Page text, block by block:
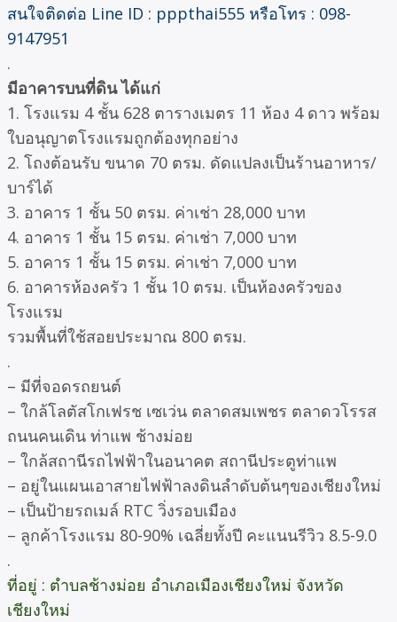
สนใจติดต่อ Line ID : pppthai555 หรือโทร : 098-
9147951
.
มีอาคารบนที่ดิน ได้แก่
1. โรงแรม 4 ชั้น 628 ตารางเมตร 11 ห้อง 4 ดาว พร้อม
ใบอนุญาตโรงแรมถูกต้องทุกอย่าง
2. โถงต้อนรับ ขนาด 70 ตรม. ดัดแปลงเป็นร้านอาหาร/
บาร์ได้
3. อาคาร 1 ชั้น 50 ตรม. ค่าเช่า 28,000 บาท
4. อาคาร 1 ชั้น 15 ตรม. ค่าเช่า 7,000 บาท
5. อาคาร 1 ชั้น 15 ตรม. ค่าเช่า 7,000 บาท
6. อาคารห้องครัว 1 ชั้น 10 ตรม. เป็นห้องครัวของ
โรงแรม
รวมพื้นที่ใช้สอยประมาณ 800 ตรม.
.
– มีที่จอดรถยนต์
– ใกล้โลตัสโกเฟรช เซเว่น ตลาดสมเพชร ตลาดวโรรส
ถนนคนเดิน ท่าแพ ช้างม่อย
– ใกล้สถานีรถไฟฟ้าในอนาคต สถานีประตูท่าแพ
– อยู่ในแผนเอาสายไฟฟ้าลงดินลำดับต้นๆของเชียงใหม่
– เป็นป้ายรถเมล์ RTC วิ่งรอบเมือง
– ลูกค้าโรงแรม 80-90% เฉลี่ยทั้งปี คะแนนรีวิว 8.5-9.0
.
ที่อยู่ : ตำบลช้างม่อย อำเภอเมืองเชียงใหม่ จังหวัด
เชียงใหม่